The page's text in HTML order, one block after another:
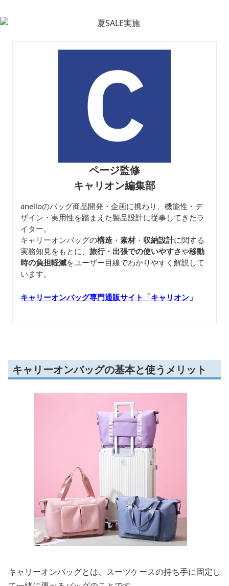
ページ監修
キャリオン編集部
anelloのバッグ商品開発・企画に携わり、機能性・デ
ザイン・実用性を踏まえた製品設計に従事してきたラ
イター。
キャリーオンバッグの構造 ・ 素材・ 収納設計に関する
実務知見をもとに、 旅行・出張での使いやすさや移動
時の負担軽減をユーザー目線でわかりやすく解説して
います。
キャリーオンバッグ専門通販サイト「キャリオン 」
キャリーオンバッグの基本と使うメリット
キャリーオンバッグとは、スーツケースの持ち手に固定し